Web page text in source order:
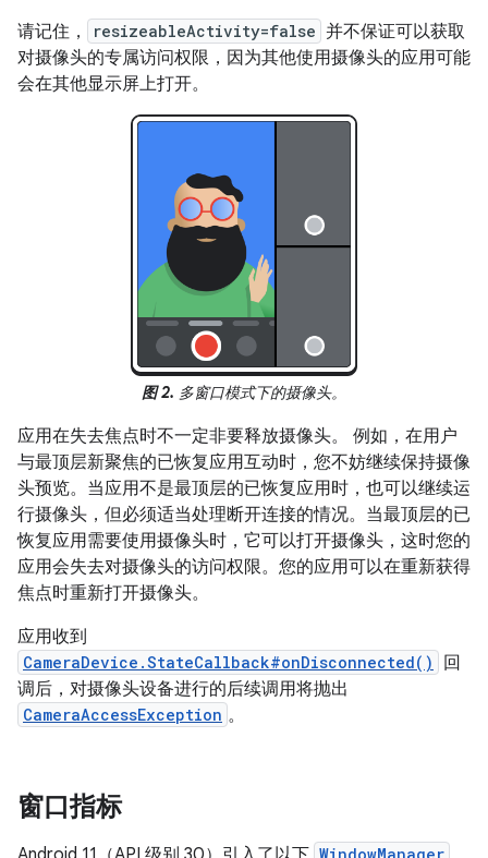
请记住，
resizeableActivity=false 并不保证可以获取
对摄像头的专属访问权限，因为其他使用摄像头的应用可能
会在其他显示屏上打开。
图 2. 多窗口模式下的摄像头。
应用在失去焦点时不一定非要释放摄像头。 例如，在用户
与最顶层新聚焦的已恢复应用互动时，您不妨继续保持摄像
头预览。当应用不是最顶层的已恢复应用时，也可以继续运
行摄像头，但必须适当处理断开连接的情况。当最顶层的已
恢复应用需要使用摄像头时，它可以打开摄像头，这时您的
应用会失去对摄像头的访问权限。您的应用可以在重新获得
焦点时重新打开摄像头。
应用收到
CameraDevice.StateCallback#onDisconnected()
回
调后，对摄像头设备进行的后续调用将抛出
CameraAccessException 。
窗口指标